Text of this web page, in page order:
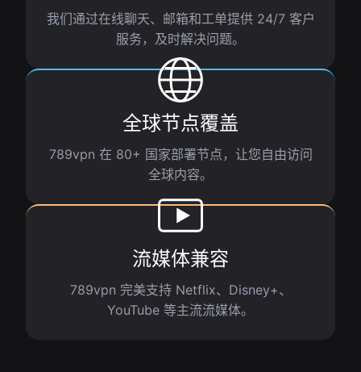
我们通过在线聊天、邮箱和工单提供 24/7 客户
服务，及时解决问题。
全球节点覆盖
789vpn 在 80+ 国家部署节点，让您自由访问
全球内容。
流媒体兼容
789vpn 完美支持 Netflix、Disney+、
YouTube 等主流流媒体。